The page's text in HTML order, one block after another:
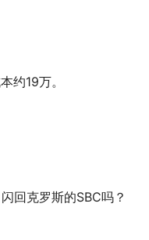
约19万。
回克罗斯的SBC吗？